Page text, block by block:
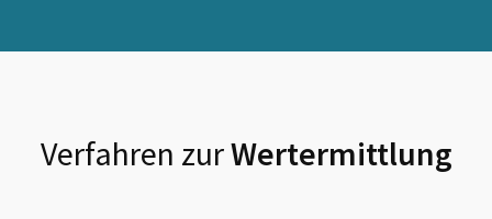
Verfahren zurWertermittlung